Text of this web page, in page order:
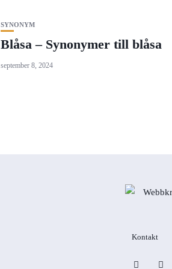
SYNONYM
Blåsa – Synonymer till blåsa
september 8, 2024
Kontakt